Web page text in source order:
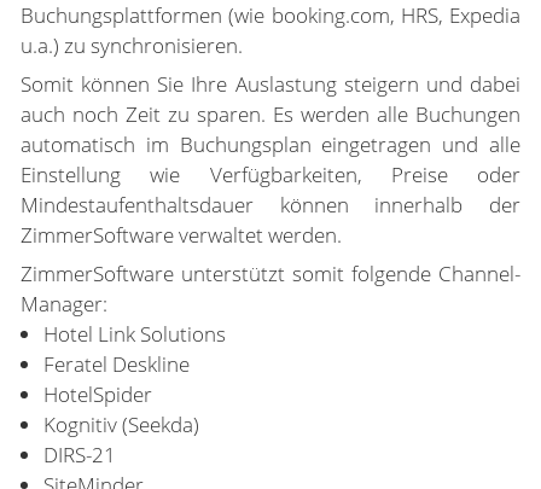
Buchungsplattformen (wie booking.com, HRS, Expedia
u.a.) zu synchronisieren.
Somit können Sie Ihre Auslastung steigern und dabei
auch noch Zeit zu sparen. Es werden alle Buchungen
automatisch im Buchungsplan eingetragen und alle
Einstellung wie Verfügbarkeiten, Preise oder
Mindestaufenthaltsdauer können innerhalb der
ZimmerSoftware verwaltet werden.
ZimmerSoftware unterstützt somit folgende Channel-
Manager:
Hotel Link Solutions
Feratel Deskline
HotelSpider
Kognitiv (Seekda)
DIRS-21